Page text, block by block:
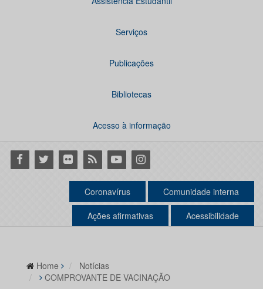
Serviços
Publicações
Bibliotecas
Acesso à informação
Facebook
Twitter Flickr RSS YoutubeInstagram
Coronavírus Comunidade interna
Ações afirmativas Acessibilidade
Home
Notícias
COMPROVANTE DE VACINAÇÃO